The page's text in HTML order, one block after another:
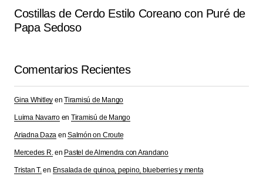
Costillas de Cerdo Estilo Coreano con Puré de
Papa Sedoso
Comentarios Recientes
Gina Whitley enTiramisú de Mango
Luima Navarroen Tiramisú de Mango
Ariadna Daza enSalmón on Croute
Mercedes R.en Pastel de Almendra con Arandano
Tristan T.en Ensalada de quinoa, pepino, blueberries y menta